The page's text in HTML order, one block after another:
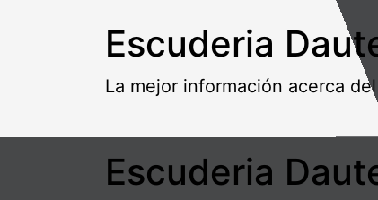
Escuderia
La mejor información acerca
Escuderia